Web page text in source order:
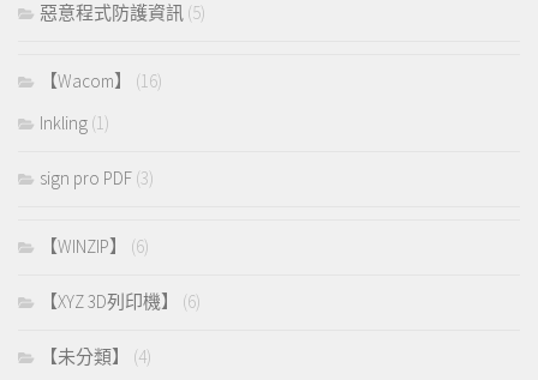
惡意程式防護資訊 (5)
【Wacom】
(16)
Inkling (1)
sign pro PDF (3)
【WINZIP】 (6)
【XYZ 3D列印機】 (6)
【未分類】 (4)